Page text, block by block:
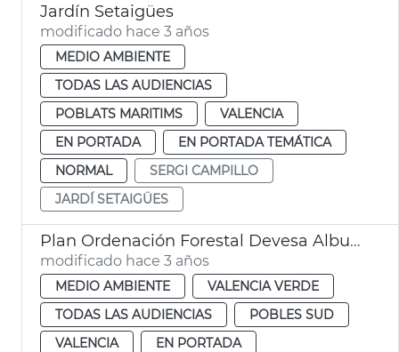
Jardín Setaigües
modificado hace 3 años
MEDIO AMBIENTE
TODAS LAS AUDIENCIAS
POBLATS MARITIMS
VALENCIA
EN PORTADA
EN PORTADA TEMÁTICA
NORMAL
SERGI CAMPILLO
JARDÍ SETAIGÜES
Plan Ordenación Forestal Devesa Albufera
modificado hace 3 años
MEDIO AMBIENTE
VALENCIA VERDE
TODAS LAS AUDIENCIAS
POBLES SUD
VALENCIA
EN PORTADA